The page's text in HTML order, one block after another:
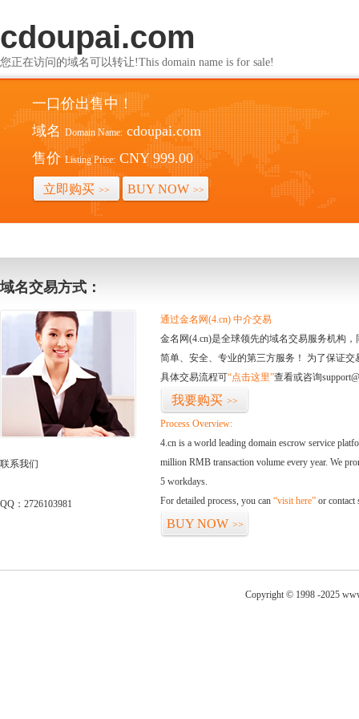
cdoupai.com
您正在访问的域名可以转让!This domain name is for sale!
一口价出售中！
域名 Domain Name: cdoupai.com
售价 Listing Price: CNY 999.00
立即购买 >> BUY NOW >>
域名交易方式：
联系我们
QQ：2726103981
通过金名网(4.cn) 中介交易
金名网(4.cn)是全球领先的域名交易服务机构
简单、安全、专业的第三方服务！ 为了保证
具体交易流程可“点击这里”查看或咨询
我要购买 >>
Process Overview:
4.cn is a world leading domain escrow service
million RMB transaction volume every year. We
5 workdays.
For detailed process, you can “visit here” or contact
BUY NOW >>
Copyright © 1998 -2025